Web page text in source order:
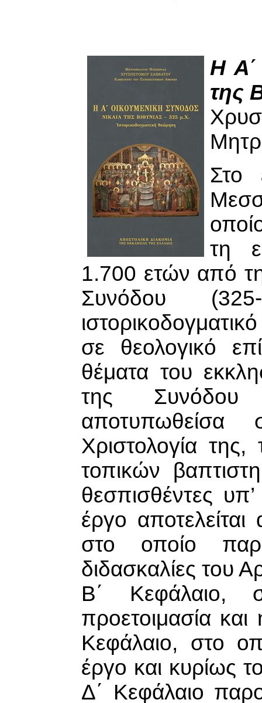
Η Α΄
της
Στο
τη
1.700 ετών από
Συνόδου
σε θεολογικό
θέματα του
της Συνόδου
Χριστολογία της,
τοπικών
θεσπισθέντες
έργο
στο οποίο
διδασκαλίες του
Β΄ Κεφάλαιο,
προετοιμασία
Κεφάλαιο, στο
έργο και κυρίως
Δ΄ Κεφάλαιο